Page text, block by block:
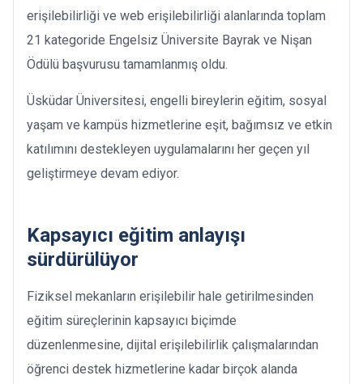
erişilebilirliği ve web erişilebilirliği alanlarında toplam
21 kategoride Engelsiz Üniversite Bayrak ve Nişan
Ödülü başvurusu tamamlanmış oldu.
Üsküdar Üniversitesi, engelli bireylerin eğitim, sosyal
yaşam ve kampüs hizmetlerine eşit, bağımsız ve etkin
katılımını destekleyen uygulamalarını her geçen yıl
geliştirmeye devam ediyor.
Kapsayıcı eğitim anlayışı
sürdürülüyor
Fiziksel mekanların erişilebilir hale getirilmesinden
eğitim süreçlerinin kapsayıcı biçimde
düzenlenmesine, dijital erişilebilirlik çalışmalarından
öğrenci destek hizmetlerine kadar birçok alanda